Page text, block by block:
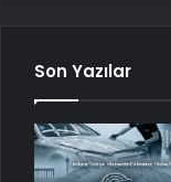
Son Yazılar